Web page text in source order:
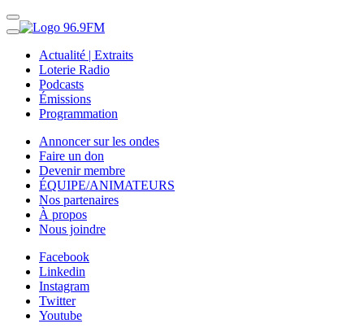
Actualité | Extraits
Loterie Radio
Podcasts
Émissions
Programmation
Annoncer sur les ondes
Faire un don
Devenir membre
ÉQUIPE/ANIMATEURS
Nos partenaires
À propos
Nous joindre
Facebook
Linkedin
Instagram
Twitter
Youtube